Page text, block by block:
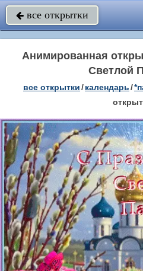
 все открытки
Анимированная
Светлой
все открытки/календарь/